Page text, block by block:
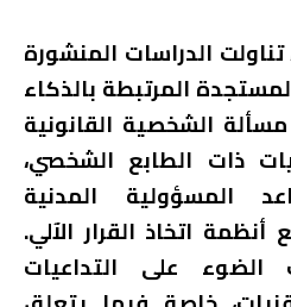
تناولت الدراسات المنشورة
المرتبطة بالذكاء
الشخصية القانونية
ذات الطابع الشخصي،
المسؤولية المدنية
أنظمة اتخاذ القرار الآلي.
على التداعيات